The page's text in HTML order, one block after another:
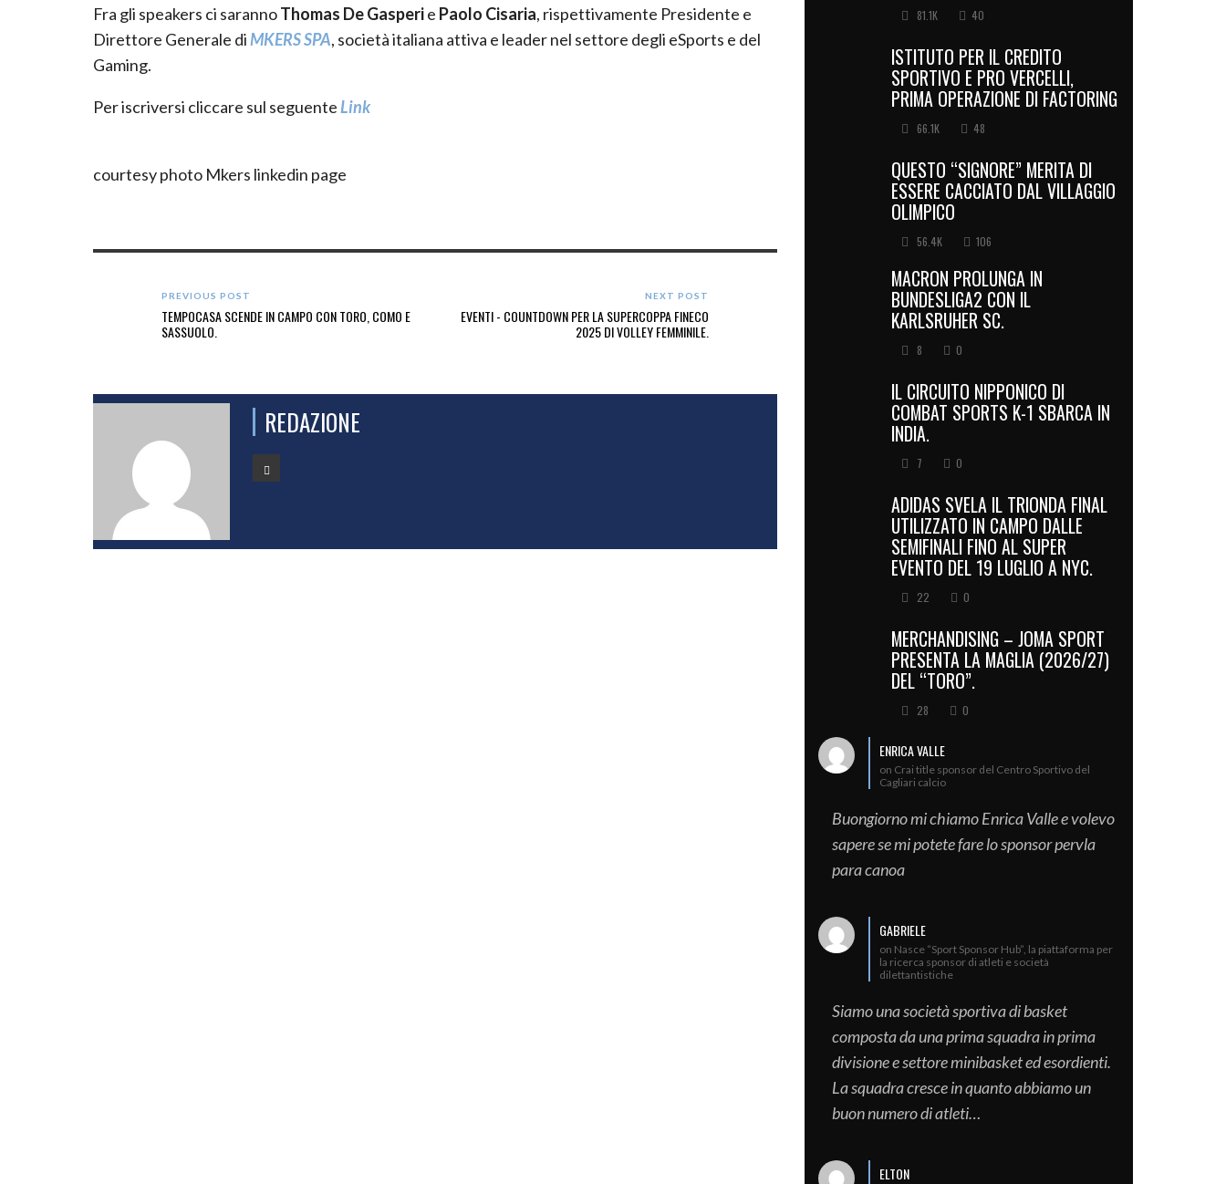
Fra gli speakers ci sarannoThomas De Gasperie Paolo Cisaria, rispettivamente Presidente e
Direttore Generale diMKERS SPA, società italiana attiva e leader nel settore degli eSports e del
Gaming.
Per iscriversi cliccare sul seguenteLink
courtesy photo Mkers linkedin page
PREVIOUS POST
TEMPOCASA SCENDE IN CAMPO CON TORO, COMO E
SASSUOLO.
NEXT POST
EVENTI - COUNTDOWN PER LA SUPERCOPPA FINECO
2025 DI VOLLEY FEMMINILE.
REDAZIONE
81.1K 40
ISTITUTO PER IL CREDITO
SPORTIVO E PRO VERCELLI,
PRIMA OPERAZIONE DI FACTORING
66.1K 48
QUESTO “SIGNORE” MERITA DI
ESSERE CACCIATO DAL VILLAGGIO
OLIMPICO
56.4K 106
MACRON PROLUNGA IN
BUNDESLIGA2 CON IL
KARLSRUHER SC.
8 0
IL CIRCUITO NIPPONICO DI
COMBAT SPORTS K-1 SBARCA IN
INDIA.
7 0
ADIDAS SVELA IL TRIONDA FINAL
UTILIZZATO IN CAMPO DALLE
SEMIFINALI FINO AL SUPER
EVENTO DEL 19 LUGLIO A NYC.
22 0
MERCHANDISING – JOMA SPORT
PRESENTA LA MAGLIA (2026/27)
DEL “TORO”.
28 0
ENRICA VALLE
on Crai title sponsor del Centro Sportivo del
Cagliari calcio
Buongiorno mi chiamo Enrica Valle e volevo
sapere se mi potete fare lo sponsor pervla
para canoa
GABRIELE
on Nasce “Sport Sponsor Hub”, la piattaforma per
la ricerca sponsor di atleti e società
dilettantistiche
Siamo una società sportiva di basket
composta da una prima squadra in prima
divisione e settore minibasket ed esordienti.
La squadra cresce in quanto abbiamo un
buon numero di atleti…
ELTON